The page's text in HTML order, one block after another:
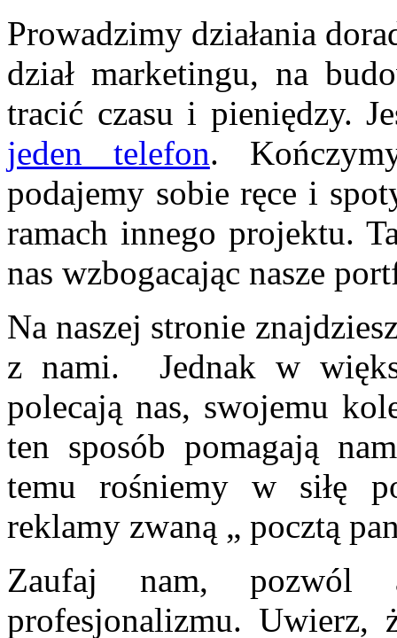
Prowadzimy działania
dział marketingu, na
tracić czasu i pieniędzy.
jeden telefon.
podajemy sobie ręce i
ramach innego projektu.
nas wzbogacając nasze
Na naszej stronie
z nami. Jednak w
polecają nas, swojemu
ten sposób pomagają
temu rośniemy w siłę
reklamy zwaną „ pocztą
Zaufaj nam, pozwól
profesjonalizmu. Uwierz,